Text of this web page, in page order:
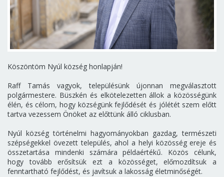
Köszöntöm Nyúl község honlapján!
Raff Tamás vagyok, településünk újonnan megválasztott
polgármestere. Büszkén és elkötelezetten állok a közösségünk
élén, és célom, hogy községünk fejlődését és jólétét szem előtt
tartva vezessem Önöket az előttünk álló ciklusban.
Nyúl község történelmi hagyományokban gazdag, természeti
szépségekkel övezett település, ahol a helyi közösség ereje és
összetartása mindenki számára példaértékű. Közös célunk,
hogy tovább erősítsük ezt a közösséget, előmozdítsuk a
fenntartható fejlődést, és javítsuk a lakosság életminőségét.